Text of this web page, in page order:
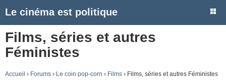
Le cinéma est politique
Films, séries et autres
Féministes
Accueil › Forums › Le coin pop-corn › Films › Films, séries et autres Féministes